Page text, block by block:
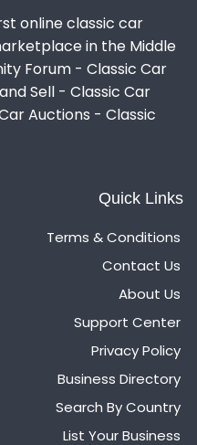
online classic car
in the Middle
Forum - Classic Car
Sell - Classic Car
Auctions - Classic
Quick Links
Terms & Conditions
Contact Us
About Us
Support Center
Privacy Policy
Business Directory
Search By Country
List Your Business